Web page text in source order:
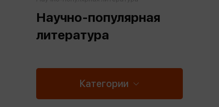
Научно-популярная
литература
Категории